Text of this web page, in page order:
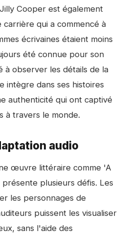
Cooper est également
qui a commencé à
écrivaines étaient moins
été connue pour son
à observer les détails de la
intègre dans ses histoires
authenticité qui ont captivé
à travers le monde.
audio
œuvre littéraire comme 'A
plusieurs défis. Les
les personnages de
puissent les visualiser
sans l'aide des